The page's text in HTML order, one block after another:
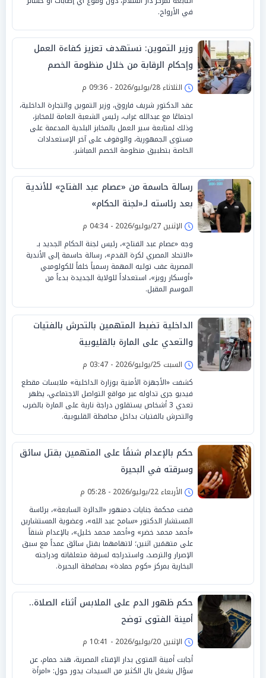
في الأرواح.
وزير التموين: نستهدف تعزيز كفاءة العمل
وإحكام الرقابة من خلال منظومة الخصم
المباشر
الثلاثاء 28/يوليو/2026 - 09:36 م
عقد الدكتور شريف فاروق، وزير التموين والتجارة الداخلية،
اجتماعًا مع عبدالله غراب، رئيس الشعبة العامة للمخابز،
وذلك لمتابعة سير العمل بالمخابز البلدية المدعمة على
مستوى الجمهورية، والوقوف على آخر الإستعدادات
الخاصة بتطبيق منظومة الخصم المباشر.
رسالة حاسمة من «عصام عبد الفتاح» للأندية
بعد رئاسته لـ«لجنة الحكام»
الإثنين 27/يوليو/2026 - 04:34 م
وجه «عصام عبد الفتاح»، رئيس لجنة الحكام الجديد بـ
«الاتحاد المصري لكرة القدم»، رسالة حاسمة إلى الأندية
المصرية عقب توليه المهمة رسمياً خلفاً للكولومبي
«أوسكار رويز»، استعداداً للولاية الجديدة بدءاً من
الموسم المقبل.
الداخلية تضبط المتهمين بالتحرش بالفتيات
والتعدي على المارة بالقليوبية
السبت 25/يوليو/2026 - 03:47 م
كشفت «الأجهزة الأمنية بوزارة الداخلية» ملابسات مقطع
فيديو جرى تداوله عبر مواقع التواصل الاجتماعي، يظهر
تعدي 3 أشخاص يستقلون دراجة نارية على المارة بالضرب
والتحرش بالفتيات بداخل محافظة القليوبية.
حكم بالإعدام شنقًا على المتهمين بقتل سائق
وسرقته في البحيرة
الأربعاء 22/يوليو/2026 - 05:28 م
قضت محكمة جنايات دمنهور «الدائرة السابعة»، برئاسة
المستشار الدكتور «سامح عبد الله»، وعضوية المستشارين
«أحمد محمد خضر» و«أحمد محمد خليل»، بالإعدام شنقاً
على متهمَين اثنين؛ لاتهامهما بقتل سائق عمداً مع سبق
الإصرار والترصد، واستدراجه لسرقة متعلقاته ودراجته
البخارية بمركز «كوم حمادة» بمحافظة البحيرة.
حكم ظهور الدم على الملابس أثناء الصلاة..
أمينة الفتوى توضح
الإثنين 20/يوليو/2026 - 10:41 م
أجابت أمينة الفتوى بدار الإفتاء المصرية، هند حمام، عن
سؤال يشغل بال الكثير من السيدات يدور حول: «امرأة